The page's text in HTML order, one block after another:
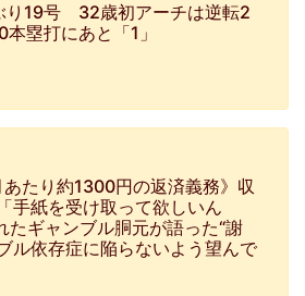
り19号 32歳初アーチは逆転2
塁打にあと「1」
あたり約1300円の返済義務》収
手紙を受け取って欲しいん
ギャンブル胴元が語った“謝
ル依存症に陥らないよう望んで